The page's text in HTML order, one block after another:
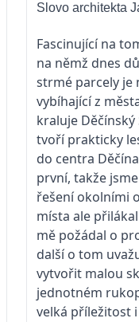
Slovo architekta
Fascinující na
na němž dnes
strmé parcely je
vybíhající z
kraluje
tvoří prakticky
do centra
první, takže
řešení okolními
místa ale
mě požádal o
další o tom
vytvořit malou
jednotném
velká příležitost i